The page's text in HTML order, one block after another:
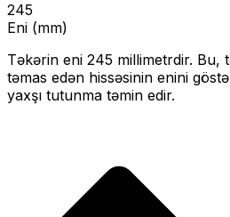
245
Eni (mm)
Təkərin eni 245 millimetrdir. Bu,
təmas edən hissəsinin enini
yaxşı tutunma təmin edir.